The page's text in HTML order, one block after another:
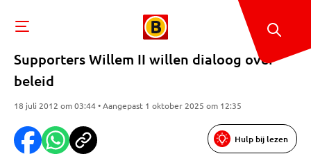
Supporters Willem II willen dialoog over
beleid
18 juli 2012 om 03:44 • Aangepast 1 oktober 2025 om 12:35
Hulp bij lezen